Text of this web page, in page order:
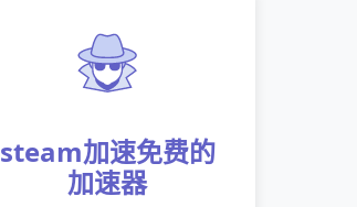
steam加速免费的
加速器